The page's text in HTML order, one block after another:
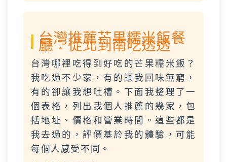
台灣推薦芒果糯米飯餐
廳：從北到南吃透透
台灣哪裡吃得到好吃的芒果糯米飯？
我吃過不少家，有的讓我回味無窮，
有的卻讓我想吐槽。下面我整理了一
個表格，列出我個人推薦的幾家，包
括地址、價格和營業時間。這些都是
我去過的，評價基於我的體驗，可能
每個人感受不同。